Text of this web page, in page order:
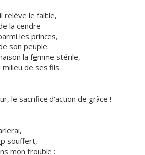
relève le faible,
la cendre
les princes,
son peuple.
la femme stérile,
milieu de ses fils.
le sacrifice d'action de grâce !
rlerai,
p souffert,
mon trouble :